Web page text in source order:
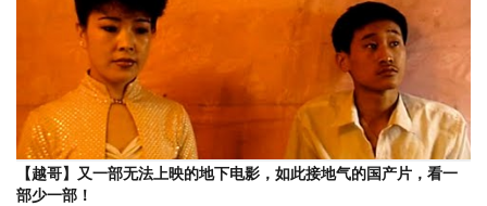
【越哥】又一部无法上映的地下电影，如此接地气的国产片，看一
部少一部！